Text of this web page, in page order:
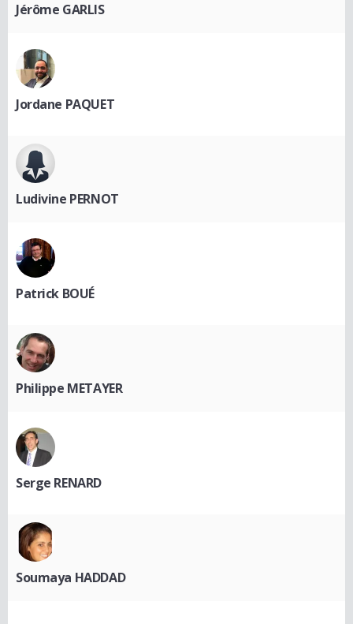
Jérôme GARLIS
Jordane PAQUET
Ludivine PERNOT
Patrick BOUÉ
Philippe METAYER
Serge RENARD
Soumaya HADDAD